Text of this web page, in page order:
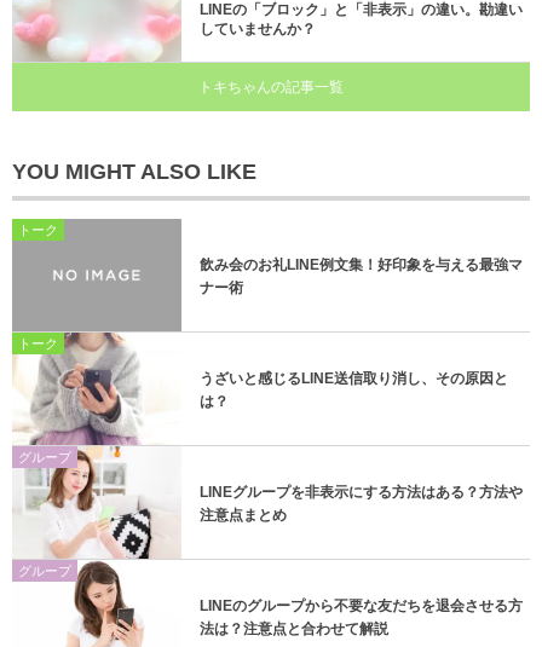
LINEの「ブロック」と「非表示」の違い。勘違い
していませんか？
トキちゃんの記事一覧
YOU MIGHT ALSO LIKE
トーク
飲み会のお礼LINE例文集！好印象を与える最強マ
ナー術
トーク
うざいと感じるLINE送信取り消し、その原因と
は？
グループ
LINEグループを非表示にする方法はある？方法や
注意点まとめ
グループ
LINEのグループから不要な友だちを退会させる方
法は？注意点と合わせて解説